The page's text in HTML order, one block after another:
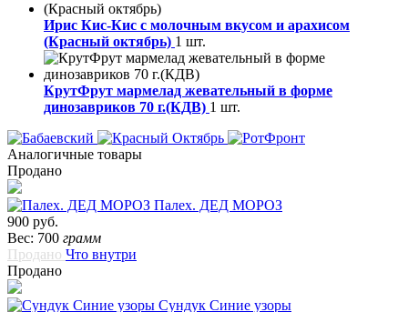
Ирис Кис-Кис с молочным вкусом и арахисом
(Красный октябрь) 1 шт.
КрутФрут мармелад жевательный в форме
динозавриков 70 г.(КДВ) 1 шт.
Аналогичные товары
Продано
Палех. ДЕД МОРОЗ
900 руб.
Вес: 700 грамм
Продано Что внутри
Продано
Сундук Синие узоры